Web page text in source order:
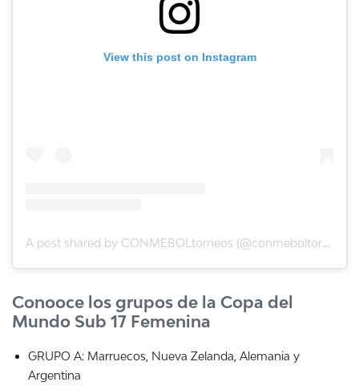
View this post on Instagram
A post shared by CONMEBOLtorneos (@conmeboltorneos)
Conooce los grupos de la Copa del
Mundo Sub 17 Femenina
GRUPO A: Marruecos, Nueva Zelanda, Alemania y
Argentina